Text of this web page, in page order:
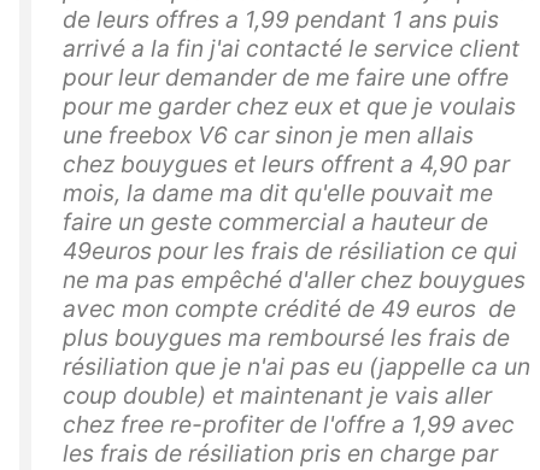
de leurs offres a 1,99 pendant 1 ans puis
arrivé a la fin j'ai contacté le service client
pour leur demander de me faire une offre
pour me garder chez eux et que je voulais
une freebox V6 car sinon je men allais
chez bouygues et leurs offrent a 4,90 par
mois, la dame ma dit qu'elle pouvait me
faire un geste commercial a hauteur de
49euros pour les frais de résiliation ce qui
ne ma pas empêché d'aller chez bouygues
avec mon compte crédité de 49 euros de
plus bouygues ma remboursé les frais de
résiliation que je n'ai pas eu (jappelle ca un
coup double) et maintenant je vais aller
chez free re-profiter de l'offre a 1,99 avec
les frais de résiliation pris en charge par